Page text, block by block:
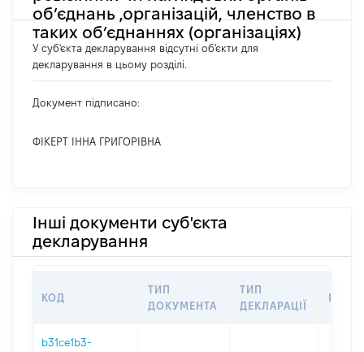
об’єднань ,організацій, членство в
таких об’єднаннях (організаціях)
У суб'єкта декларування відсутні об'єкти для
декларування в цьому розділі.
Документ підписано:
ФІКЕРТ ІННА ГРИГОРІВНА
Інші документи суб'єкта
декларування
КОД
ТИП
ДОКУМЕНТА
ТИП
ДЕКЛАРАЦІЇ
b31ce1b3-